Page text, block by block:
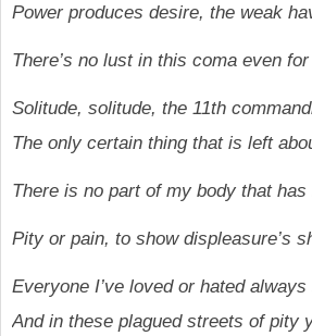
Power produces desire, the weak
There’s no lust in this coma even
Solitude, solitude, the 11th
The only certain thing that is left
There is no part of my body that has
Pity or pain, to show displeasure’s
Everyone I’ve loved or hated
And in these plagued streets of pity